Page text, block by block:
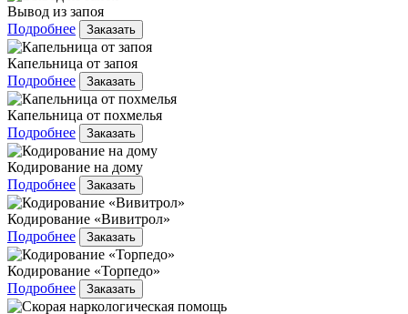
Вывод из запоя
Подробнее
Заказать
Капельница от запоя
Подробнее
Заказать
Капельница от похмелья
Подробнее
Заказать
Кодирование на дому
Подробнее
Заказать
Кодирование «Вивитрол»
Подробнее
Заказать
Кодирование «Торпедо»
Подробнее
Заказать